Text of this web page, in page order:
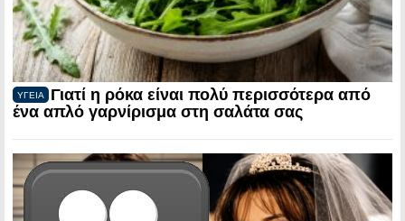
ΥΓΕΙΑ
Γιατί η ρόκα είναι πολύ περισσότερα από
ένα απλό γαρνίρισμα στη σαλάτα σας